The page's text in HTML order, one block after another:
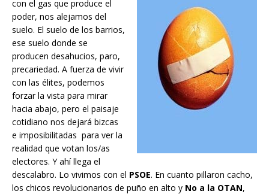
con el gas que produce el
poder, nos alejamos del
suelo. El suelo de los barrios,
ese suelo donde se
producen desahucios, paro,
precariedad. A fuerza de vivir
con las élites, podemos
forzar la vista para mirar
hacia abajo, pero el paisaje
cotidiano nos dejará bizcas
e imposibilitadas para ver la
realidad que votan los/as
electores. Y ahí llega el
descalabro. Lo vivimos con el PSOE. En cuanto pillaron cacho,
los chicos revolucionarios de puño en alto y No a la OTAN,